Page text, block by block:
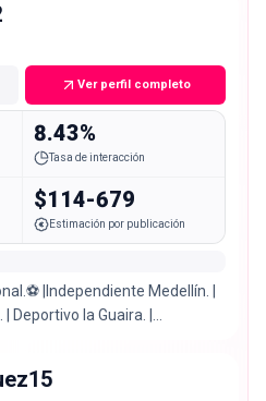
Ver perfil completo
8.43%
Tasa de interacción
$114-679
Estimación por publicación
|Independiente Medellín. |
Deportivo la Guaira. |